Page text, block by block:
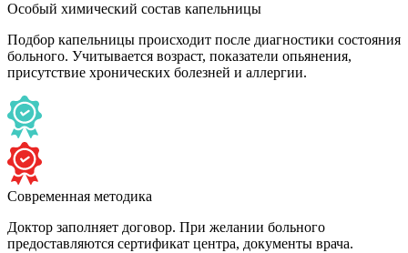
Особый химический состав капельницы
Подбор капельницы происходит после диагностики состояния
больного. Учитывается возраст, показатели опьянения,
присутствие хронических болезней и аллергии.
Современная методика
Доктор заполняет договор. При желании больного
предоставляются сертификат центра, документы врача.